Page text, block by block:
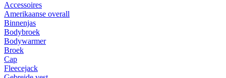
Accessoires
Amerikaanse overall
Binnenjas
Bodybroek
Bodywarmer
Broek
Cap
Fleecejack